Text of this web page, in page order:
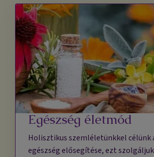
Egészség életmód
Holisztikus szemléletünkkel
egészség elősegítése, ezt szolgáljuk